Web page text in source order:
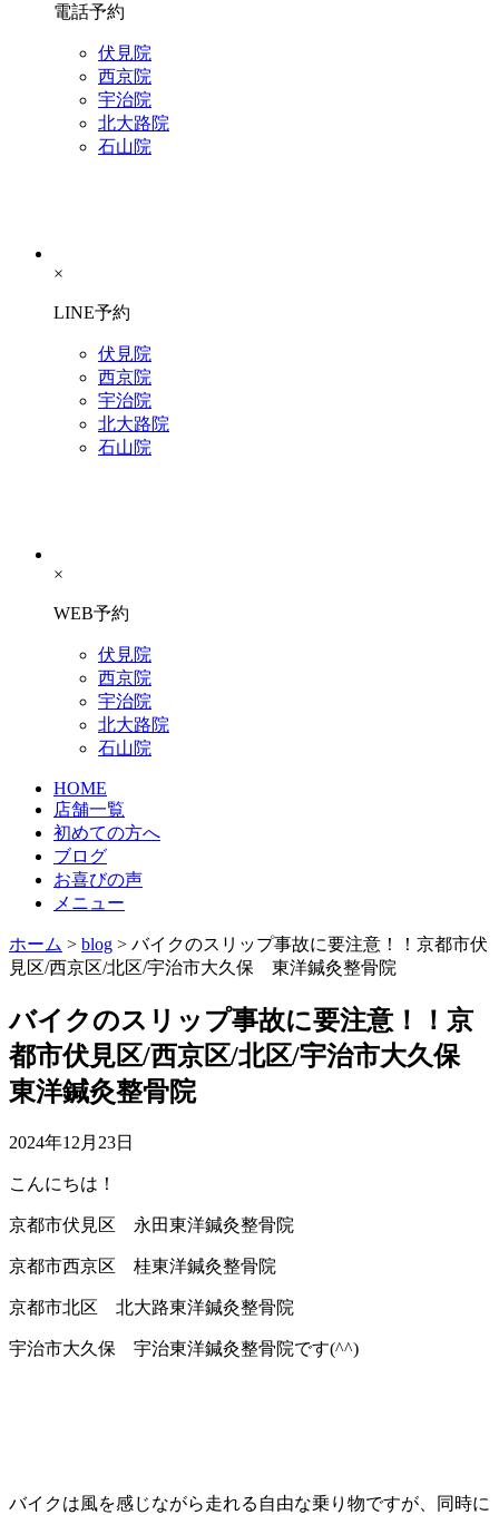
電話予約
伏見院
西京院
宇治院
北大路院
石山院
×
LINE予約
伏見院
西京院
宇治院
北大路院
石山院
×
WEB予約
伏見院
西京院
宇治院
北大路院
石山院
HOME
店舗一覧
初めての方へ
ブログ
お喜びの声
メニュー
ホーム > blog > バイクのスリップ事故に要注意！！京都市伏
見区/西京区/北区/宇治市大久保 東洋鍼灸整骨院
バイクのスリップ事故に要注意！！京
都市伏見区/西京区/北区/宇治市大久保
東洋鍼灸整骨院
2024年12月23日
こんにちは！
京都市伏見区 永田東洋鍼灸整骨院
京都市西京区 桂東洋鍼灸整骨院
京都市北区 北大路東洋鍼灸整骨院
宇治市大久保 宇治東洋鍼灸整骨院です(^^)
バイクは風を感じながら走れる自由な乗り物ですが、同時に